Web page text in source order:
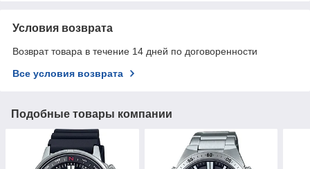
Условия возврата
Возврат товара в течение 14 дней по договоренности
Все условия возврата
Подобные товары компании